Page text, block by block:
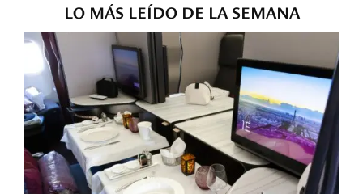
LO MÁS LEÍDO DE LA SEMANA